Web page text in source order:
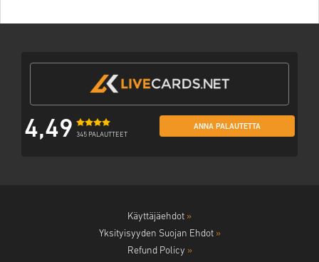
4,49 345 PALAUTTEET
ANNA PALAUTETTA
Käyttäjäehdot »
Yksityisyyden Suojan Ehdot »
Refund Policy »